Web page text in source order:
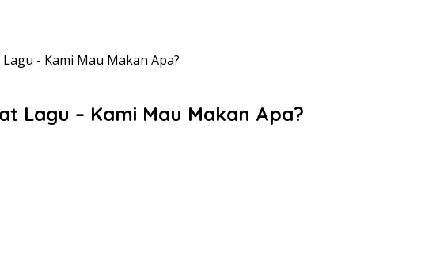
- Kami Mau Makan Apa?
Lagu – Kami Mau Makan Apa?